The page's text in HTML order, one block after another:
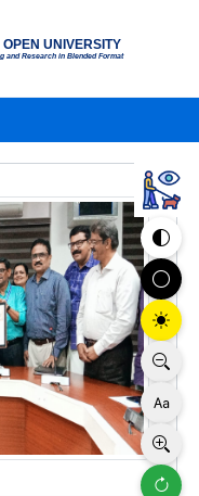
UNIVERSITY
and Research in Blended Format